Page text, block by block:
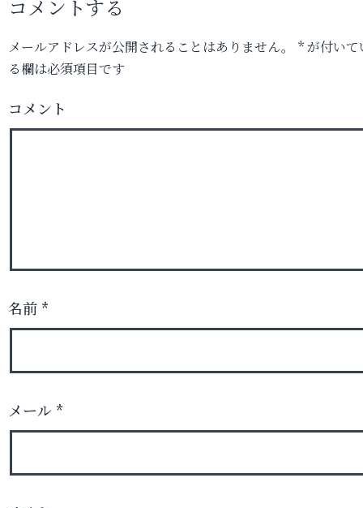
コメントする
メールアドレスが公開されることはありません。 *が付いて
る欄は必須項目です
コメント
名前 *
メール *